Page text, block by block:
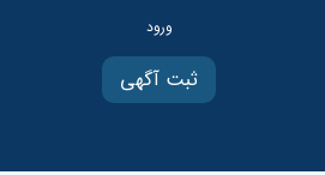
ثبت آگهی